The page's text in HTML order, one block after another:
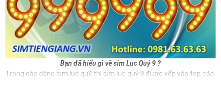
Bạn đã hiểu gì về sim Lục Quý 9 ?
Trong các dòng sim lục quý thì sim lục quý 9 được xếp vào top các